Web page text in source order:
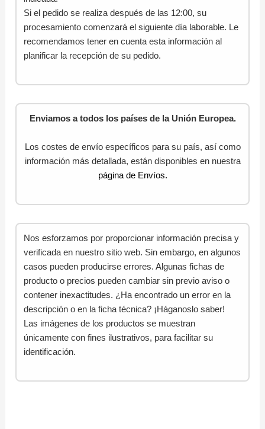
Si el pedido se realiza después de las 12:00, su
procesamiento comenzará el siguiente día laborable. Le
recomendamos tener en cuenta esta información al
planificar la recepción de su pedido.
Enviamos a todos los países de la Unión Europea.
Los costes de envío específicos para su país, así como
información más detallada, están disponibles en nuestra
página de Envíos.
Nos esforzamos por proporcionar información precisa y
verificada en nuestro sitio web. Sin embargo, en algunos
casos pueden producirse errores. Algunas fichas de
producto o precios pueden cambiar sin previo aviso o
contener inexactitudes. ¿Ha encontrado un error en la
descripción o en la ficha técnica? ¡Háganoslo saber!
Las imágenes de los productos se muestran
únicamente con fines ilustrativos, para facilitar su
identificación.